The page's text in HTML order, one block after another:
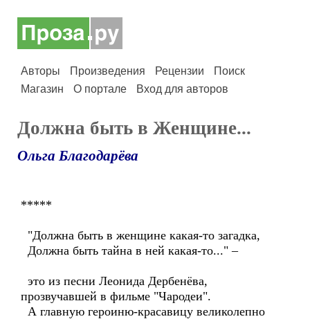
Авторы Произведения Рецензии
Поиск
Магазин
О портале Вход для авторов
Должна быть в Женщине...
Ольга Благодарёва
*****
"Должна быть в женщине какая-то загадка,
Должна быть тайна в ней какая-то..." –
это из песни Леонида Дербенёва,
прозвучавшей в фильме "Чародеи".
А главную героиню-красавицу великолепно